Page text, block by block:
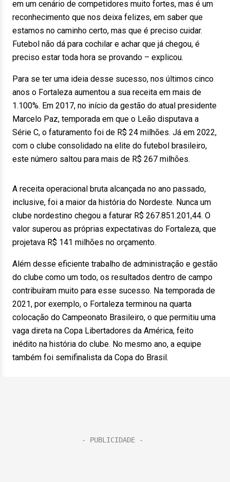
em um cenário de competidores muito fortes, mas é um
reconhecimento que nos deixa felizes, em saber que
estamos no caminho certo, mas que é preciso cuidar.
Futebol não dá para cochilar e achar que já chegou, é
preciso estar toda hora se provando – explicou.
Para se ter uma ideia desse sucesso, nos últimos cinco
anos o Fortaleza aumentou a sua receita em mais de
1.100%. Em 2017, no início da gestão do atual presidente
Marcelo Paz, temporada em que o Leão disputava a
Série C, o faturamento foi de R$ 24 milhões. Já em 2022,
com o clube consolidado na elite do futebol brasileiro,
este número saltou para mais de R$ 267 milhões.
A receita operacional bruta alcançada no ano passado,
inclusive, foi a maior da história do Nordeste. Nunca um
clube nordestino chegou a faturar R$ 267.851.201,44. O
valor superou as próprias expectativas do Fortaleza, que
projetava R$ 141 milhões no orçamento.
Além desse eficiente trabalho de administração e gestão
do clube como um todo, os resultados dentro de campo
contribuíram muito para esse sucesso. Na temporada de
2021, por exemplo, o Fortaleza terminou na quarta
colocação do Campeonato Brasileiro, o que permitiu uma
vaga direta na Copa Libertadores da América, feito
inédito na história do clube. No mesmo ano, a equipe
também foi semifinalista da Copa do Brasil.